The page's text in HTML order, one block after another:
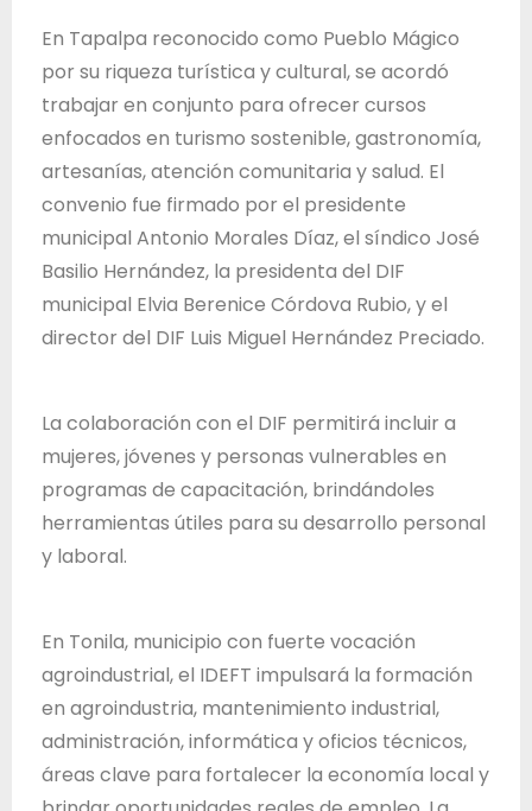
s
t
a
d
o
d
e
J
a
l
En Tapalpa reconocido como Pueblo Mágico
por su riqueza turística y cultural, se acordó
trabajar en conjunto para ofrecer cursos
enfocados en turismo sostenible, gastronomía,
artesanías, atención comunitaria y salud. El
convenio fue firmado por el presidente
municipal Antonio Morales Díaz, el síndico José
Basilio Hernández, la presidenta del DIF
municipal Elvia Berenice Córdova Rubio, y el
director del DIF Luis Miguel Hernández Preciado.
La colaboración con el DIF permitirá incluir a
mujeres, jóvenes y personas vulnerables en
programas de capacitación, brindándoles
herramientas útiles para su desarrollo personal
y laboral.
En Tonila, municipio con fuerte vocación
agroindustrial, el IDEFT impulsará la formación
en agroindustria, mantenimiento industrial,
administración, informática y oficios técnicos,
áreas clave para fortalecer la economía local y